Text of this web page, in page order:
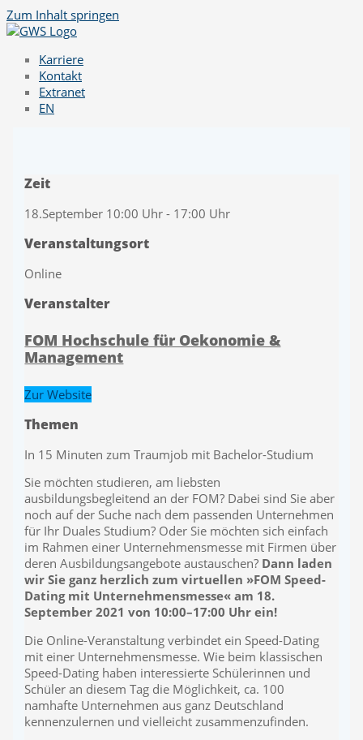
Zum Inhalt springen
Karriere
Kontakt
Extranet
EN
Zeit
18.September 10:00 Uhr - 17:00 Uhr
Veranstaltungsort
Online
Veranstalter
FOM Hochschule für Oekonomie &
Management
Zur Website
Themen
In 15 Minuten zum Traumjob mit Bachelor-Studium
Sie möchten studieren, am liebsten
ausbildungsbegleitend an der FOM? Dabei sind Sie aber
noch auf der Suche nach dem passenden Unternehmen
für Ihr Duales Studium? Oder Sie möchten sich einfach
im Rahmen einer Unternehmensmesse mit Firmen über
deren Ausbildungsangebote austauschen? Dann laden
wir Sie ganz herzlich zum virtuellen »FOM Speed-
Dating mit Unternehmensmesse« am 18.
September 2021 von 10:00–17:00 Uhr ein!
Die Online-Veranstaltung verbindet ein Speed-Dating
mit einer Unternehmensmesse. Wie beim klassischen
Speed-Dating haben interessierte Schülerinnen und
Schüler an diesem Tag die Möglichkeit, ca. 100
namhafte Unternehmen aus ganz Deutschland
kennenzulernen und vielleicht zusammenzufinden.